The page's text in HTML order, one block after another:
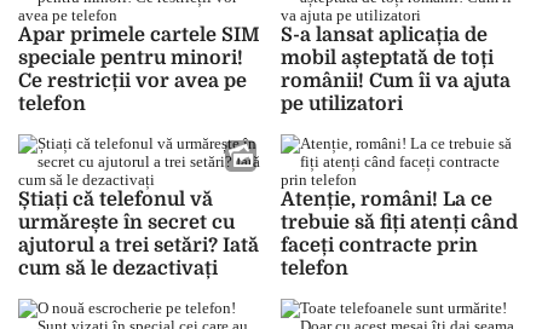
Apar primele cartele SIM
speciale pentru minori!
Ce restricții vor avea pe
telefon
S-a lansat aplicația de
mobil așteptată de toți
românii! Cum îi va ajuta
pe utilizatori
Știați că telefonul vă
urmărește în secret cu
ajutorul a trei setări? Iată
cum să le dezactivați
Atenție, români! La ce
trebuie să fiți atenți când
faceți contracte prin
telefon